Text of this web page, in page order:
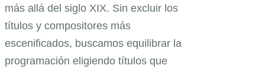
más allá del siglo XIX. Sin excluir los
títulos y compositores más
escenificados, buscamos equilibrar la
programación eligiendo títulos que